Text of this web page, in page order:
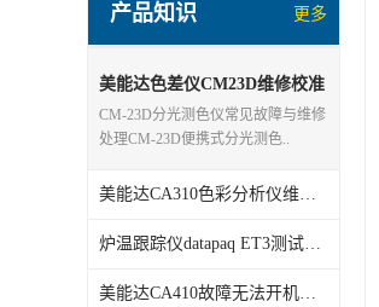
产品知识 更多
美能达色差仪CM23D维修校准
分析
CM-23D分光测色仪常见故障与维修
处理CM-23D便携式分光测色..
美能达CA310色彩分析仪维修校准
炉温跟踪仪datapaq ET3测试仪维修
美能达CA410故障无法开机维修校准